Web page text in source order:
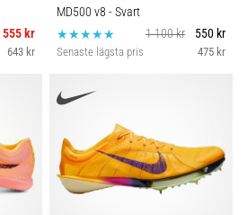
555 kr
643 kr
MD500 v8 - Svart
1 100 kr
550 kr
Senaste lägsta pris 475 kr